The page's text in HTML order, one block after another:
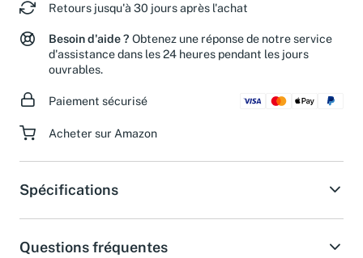
Retours jusqu'à 30 jours après l'achat
Besoin d'aide ? Obtenez une réponse de notre service
d'assistance dans les 24 heures pendant les jours
ouvrables.
Paiement sécurisé
Acheter sur Amazon
Spécifications
Questions fréquentes